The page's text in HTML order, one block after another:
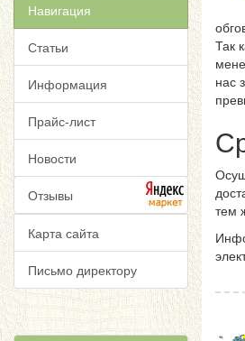
Навигация
Статьи
Информация
Прайс-лист
Новости
Отзывы
Карта сайта
Письмо директору
Так
нас
тем